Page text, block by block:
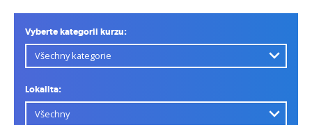
Vyberte kategorii kurzu:
Lokalita: